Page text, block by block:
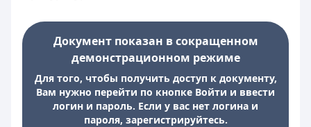
Документ показан в сокращенном
демонстрационном режиме
Для того, чтобы получить доступ к документу,
Вам нужно перейти по кнопке Войти и ввести
логин и пароль. Если у вас нет логина и
пароля, зарегистрируйтесь.